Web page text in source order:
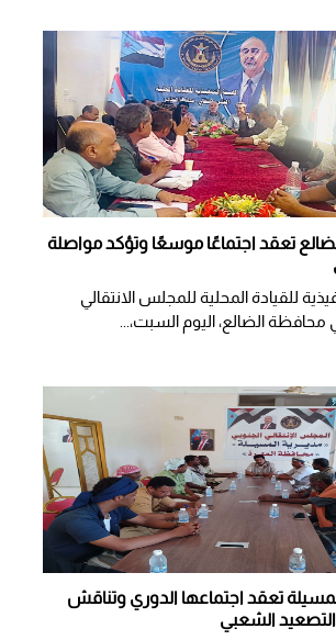
الضالع تعقد اجتماعًا موسعًا وتؤكد مواصلة
للقيادة المحلية للمجلس الانتقالي
محافظة الضالع، اليوم السبت،...
المسيلة تعقد اجتماعها الدوري وتناقش
الشعبي